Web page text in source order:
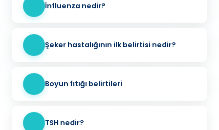
İnfluenza nedir?
Şeker hastalığının ilk belirtisi nedir?
Boyun fıtığı belirtileri
TSH nedir?